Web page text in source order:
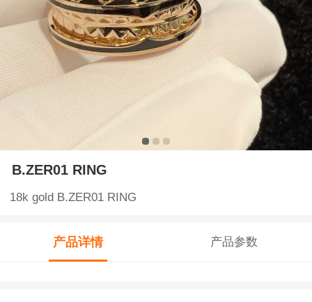
B.ZER01 RING
18k gold B.ZER01 RING
产品详情 产品参数